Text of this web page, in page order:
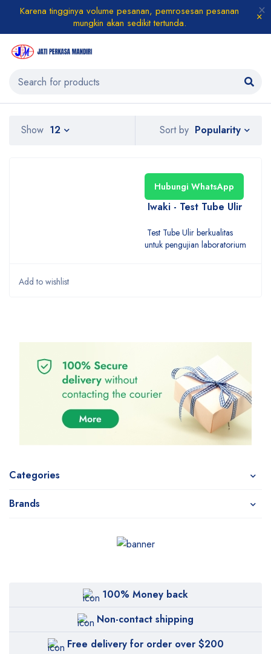
Karena tingginya volume pesanan, pemrosesan pesanan
mungkin akan sedikit tertunda.
Categories
Brands
Sort by Popularity
Show 12
Hubungi WhatsApp
Iwaki - Test Tube Ulir
Test Tube Ulir berkualitas
untuk pengujian laboratorium
100% Money back
Non-contact shipping
Free delivery for order over $200